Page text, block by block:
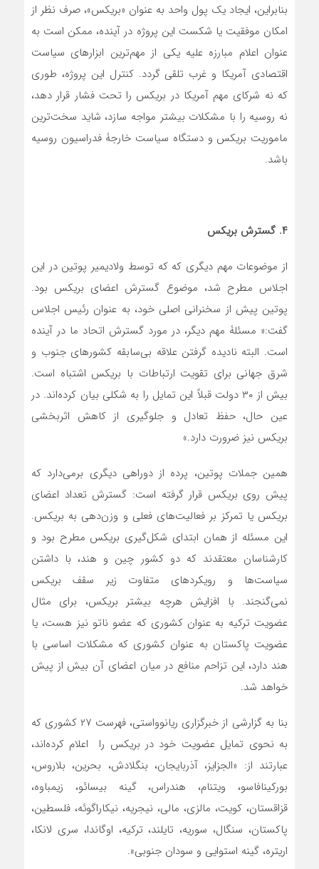
بنابراین، ایجاد یک پول واحد به عنوان «بریکس»، صرف نظر از
امکان موفقیت یا شکست این پروژه در آینده، ممکن است به
عنوان اعلام مبارزه علیه یکی از مهم‌ترین ابزارهای سیاست
اقتصادی آمریکا و غرب تلقی گردد. کنترل این پروژه، طوری
که نه شرکای مهم آمریکا در بریکس را تحت فشار قرار دهد،
نه روسیه را با مشکلات بیشتر مواجه سازد، شاید سخت‌ترین
ماموریت بریکس و دستگاه سیاست خارجۀ فدراسیون روسیه
باشد.
۴. گسترش بریکس
از موضوعات مهم دیگری که که توسط ولادیمیر پوتین در این
اجلاس مطرح شد، موضوع گسترش اعضای بریکس بود.
پوتین پیش از سخنرانی اصلی خود، به عنوان رئیس اجلاس
گفت:« مسئلۀ مهم دیگر، در مورد گسترش اتحاد ما در آینده
است. البته نادیده گرفتن علاقه بی‌سابقه کشورهای جنوب و
شرق جهانی برای تقویت ارتباطات با بریکس اشتباه است.
بیش از ۳۰ دولت قبلاً این تمایل را به شکلی بیان کرده‌اند. در
عین حال، حفظ تعادل و جلوگیری از کاهش اثربخشی
بریکس نیز ضرورت دارد.»
همین جملات پوتین، پرده از دوراهی دیگری برمی‌دارد که
پیش روی بریکس قرار گرفته است: گسترش تعداد اعضای
بریکس یا تمرکز بر فعالیت‌های فعلی و وزن‌دهی به بریکس.
این مسئله از همان ابتدای شکل‌گیری بریکس مطرح بود و
کارشناسان معتقدند که دو کشور چین و هند، با داشتن
سیاست‌ها و رویکردهای متفاوت زیر سقف بریکس
نمی‌گنجند. با افزایش هرچه بیشتر بریکس، برای مثال
عضویت ترکیه به عنوان کشوری که عضو ناتو نیز هست، یا
عضویت پاکستان به عنوان کشوری که مشکلات اساسی با
هند دارد، این تزاحم منافع در میان اعضای آن بیش از پیش
خواهد شد.
بنا به گزارشی از خبرگزاری ریانوواستی، فهرست ۲۷ کشوری که
به نحوی تمایل عضویت خود در بریکس را اعلام کرده‌اند،
عبارتند از: «الجزایز، آذربایجان، بنگلادش، بحرین، بلاروس،
بورکینافاسو، ویتنام، هندراس، گینه بیسائو، زیمباوه،
قزاقستان، کویت، مالزی، مالی، نیجریه، نیکاراگوئه، فلسطین،
پاکستان، سنگال، سوریه، تایلند، ترکیه، اوگاندا، سری لانکا،
اریتره، گینه استوایی و سودان جنوبی».